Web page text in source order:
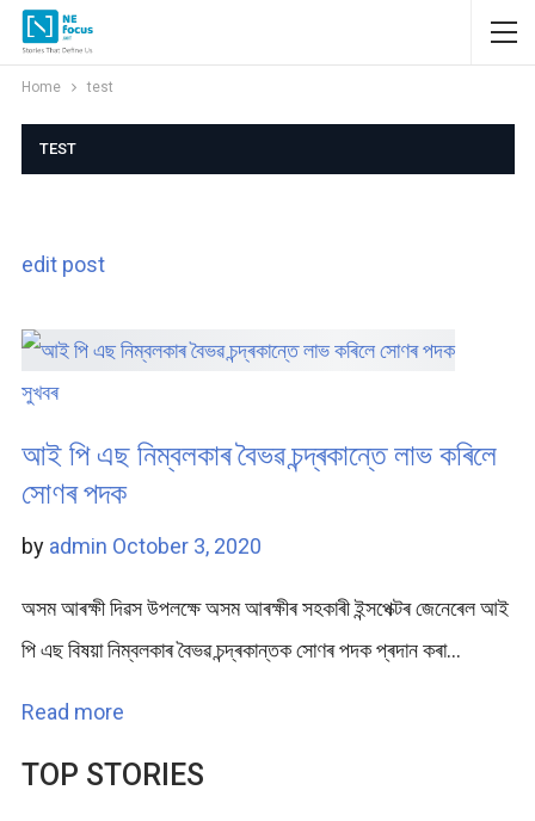
Home test
TEST
edit post
সুখবৰ
আই পি এছ নিম্বলকাৰ বৈভৱ চন্দ্ৰকান্তে লাভ কৰিলে
সোণৰ পদক
by admin October 3, 2020
অসম আৰক্ষী দিৱস উপলক্ষে অসম আৰক্ষীৰ সহকাৰী ইন্সপেক্টৰ জেনেৰেল আই
পি এছ বিষয়া নিম্বলকাৰ বৈভৱ চন্দ্ৰকান্তক সোণৰ পদক প্ৰদান কৰা…
Read more
TOP STORIES